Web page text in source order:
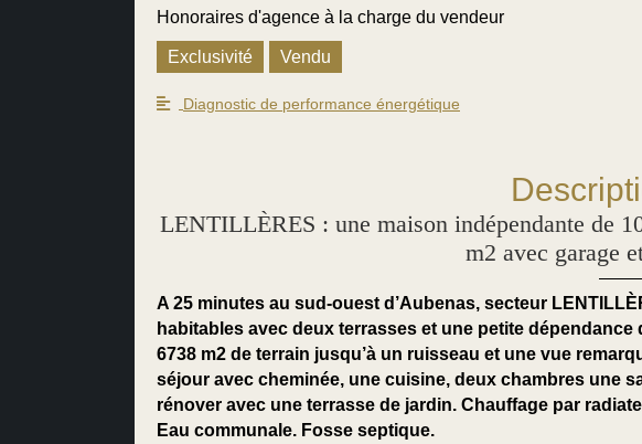
Honoraires d'agence à la charge du vendeur
Exclusivité Vendu
Diagnostic de performance énergétique
LENTILLÈRES : une maison indépendante de
m2 avec garage
A 25 minutes au sud-ouest d’Aubenas, secteur
habitables avec deux terrasses et une petite
6738 m2 de terrain jusqu’à un ruisseau et une vue
séjour avec cheminée, une cuisine, deux chambres une
rénover avec une terrasse de jardin. Chauffage par
Eau communale. Fosse septique.